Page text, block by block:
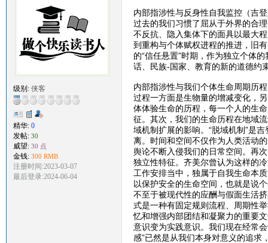
级别: 侠客
精华: 0
发帖: 30
威望: 30 点
金钱: 300 RMB
注册时间:2023-03-07
最后登录:2024-06-04
内部指涉性与反身性自我监控（吉
过去的我们习惯了屈从于外界的合
不反抗、隐入集体下的面具以最大
到重构与个体赋权进程的推进，旧
的“信任悬置”时期，作为独立个体
话、民族-国家、教育的新的道德约
内部指涉性与我们个体生命周期历
过程一方面是生物量的增减变化，
体体验生命的历程，每一个人的生
征。其次，我们的生命历程在地域
域机制扩展的影响。“脱域机制”是
离。时间和空间不仅作为人类活动
舆论不断入侵我们的日常空间。再
独立性特征。齐美尔曾认为这样的
工作安排当中，独属于自我生命本
以保护安全的生命空间，也就是说
不至于被现代性的应酬与假面生活
式是一种有固定规则流程、周期性
忆和增强内部团结和凝聚力的重要
意识变为实践意识。我们现在经常
感”已然是从我们本身对意义的追求